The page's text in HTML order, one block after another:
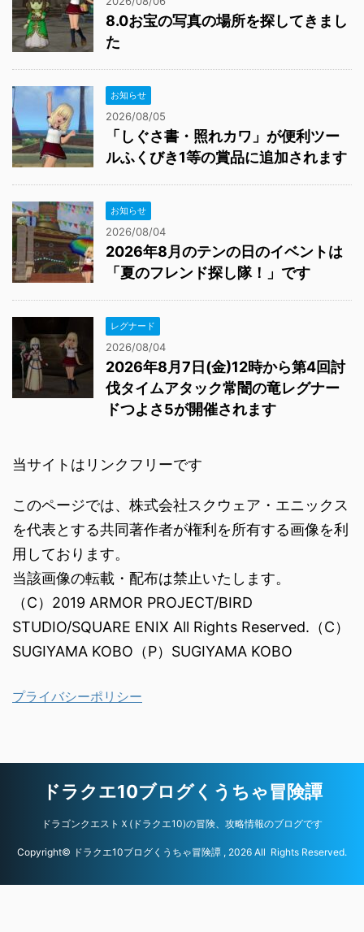
8.0お宝の写真の場所を探してきまし
た
お知らせ
2026/08/05
「しぐさ書・照れカワ」が便利ツー
ルふくびき1等の賞品に追加されます
お知らせ
2026/08/04
2026年8月のテンの日のイベントは
「夏のフレンド探し隊！」です
レグナード
2026/08/04
2026年8月7日(金)12時から第4回討
伐タイムアタック常闇の竜レグナー
ドつよさ5が開催されます
当サイトはリンクフリーです
このページでは、株式会社スクウェア・エニックス
を代表とする共同著作者が権利を所有する画像を利
用しております。
当該画像の転載・配布は禁止いたします。
（C）2019 ARMOR PROJECT/BIRD
STUDIO/SQUARE ENIX All Rights Reserved.（C）
SUGIYAMA KOBO（P）SUGIYAMA KOBO
プライバシーポリシー
ドラクエ10ブログくうちゃ冒険譚
ドラゴンクエストＸ(ドラクエ10)の冒険、攻略情報のブログです
Copyright© ドラクエ10ブログくうちゃ冒険譚 , 2026 All Rights Reserved.